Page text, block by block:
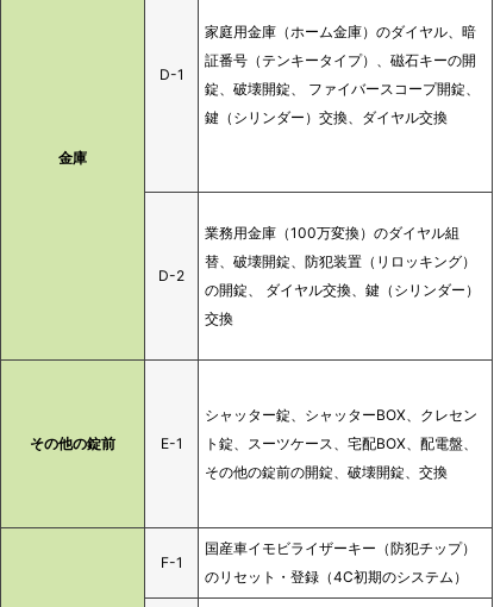
金庫
D-1
家庭用金庫（ホーム金庫）のダイヤル、暗
証番号（テンキータイプ）、磁石キーの開
錠、破壊開錠、 ファイバースコープ開錠、
鍵（シリンダー）交換、ダイヤル交換
D-2
業務用金庫（100万変換）のダイヤル組
替、破壊開錠、防犯装置（リロッキング）
の開錠、 ダイヤル交換、鍵（シリンダー）
交換
その他の錠前 E-1
シャッター錠、シャッターBOX、クレセン
ト錠、スーツケース、宅配BOX、配電盤、
その他の錠前の開錠、破壊開錠、交換
F-1
国産車イモビライザーキー（防犯チップ）
のリセット・登録（4C初期のシステム）